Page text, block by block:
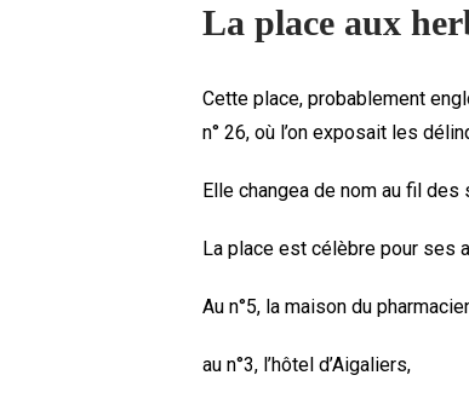
La place aux
Cette place, probablement
n° 26, où l’on exposait les
Elle changea de nom au fil
La place est célèbre pour ses
Au n°5, la maison du
au n°3, l’hôtel d’Aigaliers,